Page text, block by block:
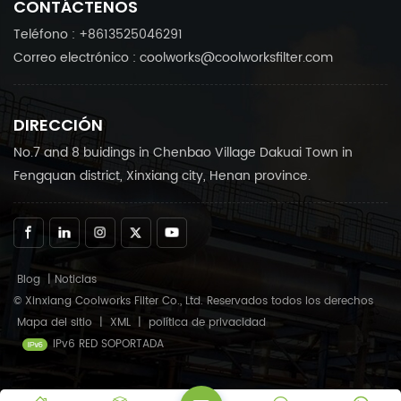
necesidades.Confiar en
Coolworks Productos
confiables para mantener
su compresor de aire
funcionando sin
confiables para mantener
su compresor de aire
funcionando sin
CONTÁCTENOS
Teléfono : +8613525046291
Correo electrónico : coolworks@coolworksfilter.com
DIRECCIÓN
No.7 and 8 buidings in Chenbao Village Dakuai Town in
Fengquan district, Xinxiang city, Henan province.
Blog | Noticias
© Xinxiang Coolworks Filter Co., Ltd. Reservados todos los derechos
Mapa del sitio | XML | política de privacidad
IPv6 RED SOPORTADA